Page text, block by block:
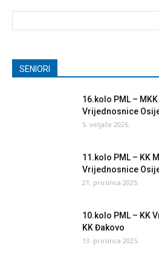
SENIORI
16.kolo PML –
Vrijednosnice
5. veljače 2026.
11.kolo PML – KK
Vrijednosnice
21. prosinca 2025.
10.kolo PML – KK
KK Đakovo
13. prosinca 2025.